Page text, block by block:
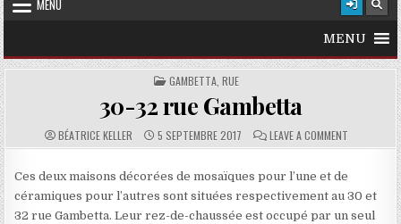
MENU
MENU
POSTED IN
GAMBETTA, RUE
30-32 rue Gambetta
AUTHOR:
BÉATRICE KELLER PUBLISHED DATE:
5 SEPTEMBRE 2017 COMMENTS:
LEAVE A COMMENTON 30-32
Ces deux maisons décorées de mosaïques pour l’une et de
céramiques pour l’autres sont situées respectivement au 30 et
32 rue Gambetta. Leur rez-de-chaussée est occupé par un seul